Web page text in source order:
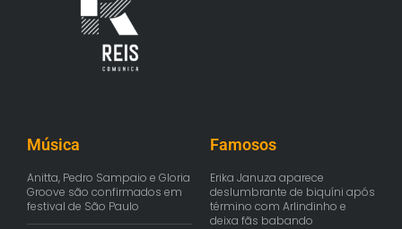
Música
Anitta, Pedro Sampaio e Gloria
Groove são confirmados em
festival de São Paulo
Famosos
Erika Januza aparece
deslumbrante de biquíni após
término com Arlindinho e
deixa fãs babando